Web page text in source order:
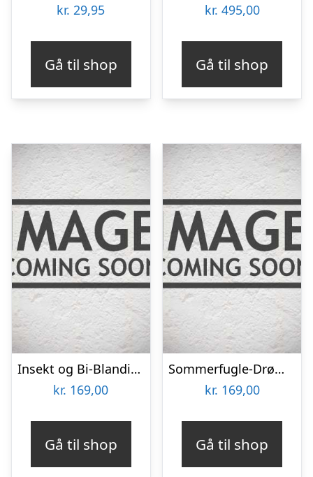
kr. 29,95
Gå til shop
kr. 495,00
Gå til shop
Insekt og Bi-Blanding 30m2
kr. 169,00
Gå til shop
Sommerfugle-Drøm – Blomsterfrø 30m2
kr. 169,00
Gå til shop